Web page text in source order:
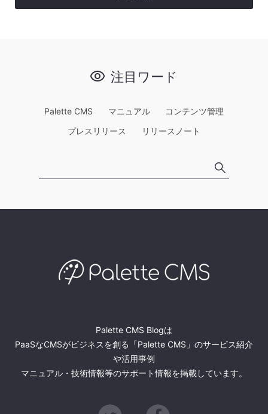
注目ワード
Palette CMS マニュアル
コンテンツ管理
プレスリリース
リリースノート
Palette CMS Blogは
PaaSなCMSがビジネスを創る「Palette CMS」のサービス紹介
や活用事例
マニュアル・技術情報等のサポート情報を掲載しています。
Twitter